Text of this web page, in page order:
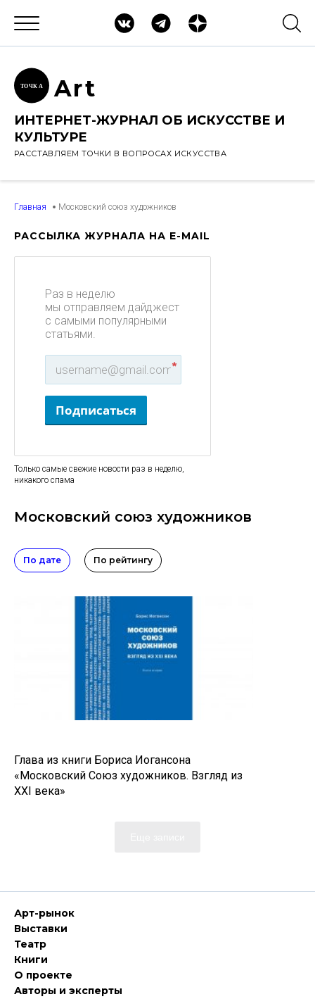
ТОЧК А Art
ИНТЕРНЕТ-ЖУРНАЛ ОБ ИСКУССТВЕ И
КУЛЬТУРЕ
РАССТАВЛЯЕМ ТОЧКИ В ВОПРОСАХ ИСКУССТВА
Главная Московский союз художников
РАССЫЛКА ЖУРНАЛА НА E-MAIL
Раз в неделю
мы отправляем дайджест
с самыми популярными
статьями.
*
Подписаться
Только самые свежие новости раз в неделю,
никакого спама
Московский союз художников
По дате По рейтингу
Глава из книги Бориса Иогансона
«Московский Союз художников. Взгляд из
XXI века»
Арт-рынок
Выставки
Театр
Книги
О проекте
Авторы и эксперты